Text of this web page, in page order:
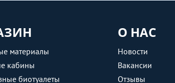
материалы
кабины
биотуалеты
О НАС
Новости
Вакансии
Отзывы